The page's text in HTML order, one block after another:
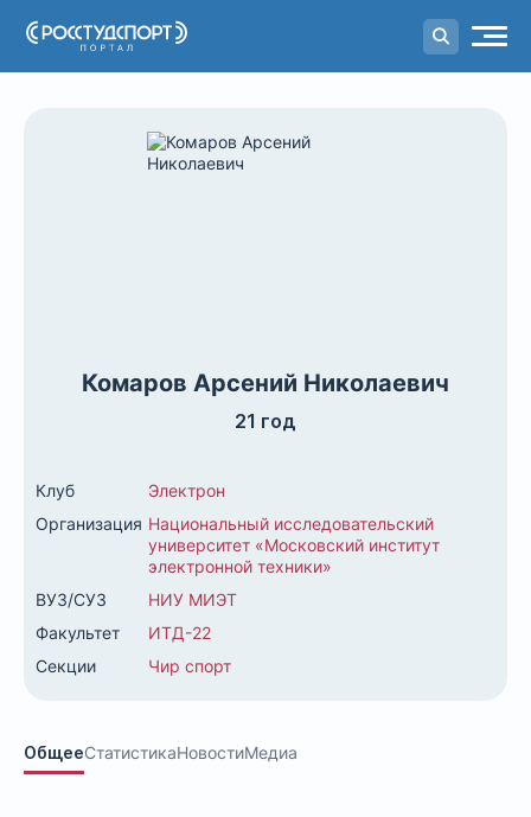
Порталстуденческого спорта
Комаров Арсений Николаевич
21 год
Клуб
Электрон
Организация Национальный исследовательский
университет «Московский институт
электронной техники»
ВУЗ/СУЗ
НИУ МИЭТ
Факультет
ИТД-22
Секции
Чир спорт
ОбщееСтатистикаНовостиМедиа